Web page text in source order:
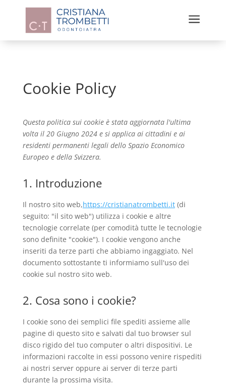
a
Cookie Policy
Questa politica sui cookie è stata aggiornata l'ultima
volta il 20 Giugno 2024 e si applica ai cittadini e ai
residenti permanenti legali dello Spazio Economico
Europeo e della Svizzera.
1. Introduzione
Il nostro sito web,https://cristianatrombetti.it(di
seguito: "il sito web") utilizza i cookie e altre
tecnologie correlate (per comodità tutte le tecnologie
sono definite "cookie"). I cookie vengono anche
inseriti da terze parti che abbiamo ingaggiato. Nel
documento sottostante ti informiamo sull'uso dei
cookie sul nostro sito web.
2. Cosa sono i cookie?
I cookie sono dei semplici file spediti assieme alle
pagine di questo sito e salvati dal tuo browser sul
disco rigido del tuo computer o altri dispositivi. Le
informazioni raccolte in essi possono venire rispediti
ai nostri server oppure ai server di terze parti
durante la prossima visita.